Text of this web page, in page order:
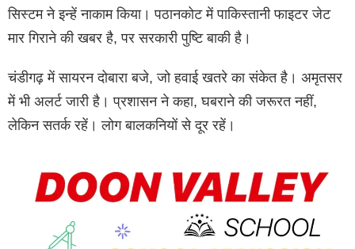
सिस्टम ने इन्हें नाकाम किया। पठानकोट में पाकिस्तानी फाइटर जेट
मार गिराने की खबर है, पर सरकारी पुष्टि बाकी है।
चंडीगढ़ में सायरन दोबारा बजे, जो हवाई खतरे का संकेत है। अमृतसर
में भी अलर्ट जारी है। प्रशासन ने कहा, घबराने की जरूरत नहीं,
लेकिन सतर्क रहें। लोग बालकनियों से दूर रहें।